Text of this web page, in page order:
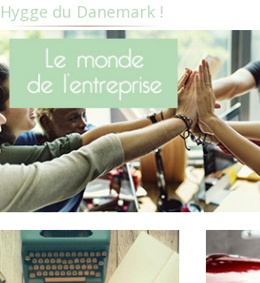
Hygge du Danemark !